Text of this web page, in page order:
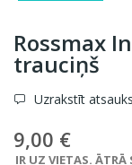
Rossmax
trauciņš
Uzrakstīt
9,00 €
IR UZ VIETAS.